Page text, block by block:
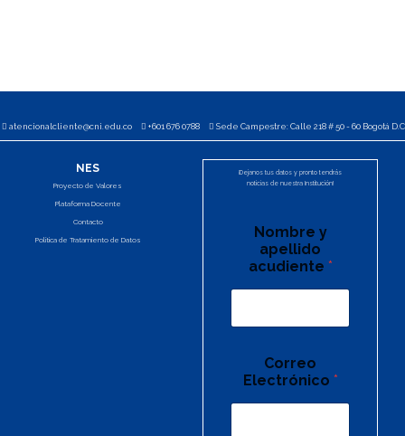
atencionalcliente@cni.edu.co +601 676 0788 Sede Campestre: Calle 218 # 50 - 60 Bogotá D.C
NES
Proyecto de Valores
Plataforma Docente
Contacto
Política de Tratamiento de Datos
¡Dejanos tus datos y pronto tendrás
noticias de nuestra Institución!
Nombre y
apellido
acudiente *
Correo
Electrónico *